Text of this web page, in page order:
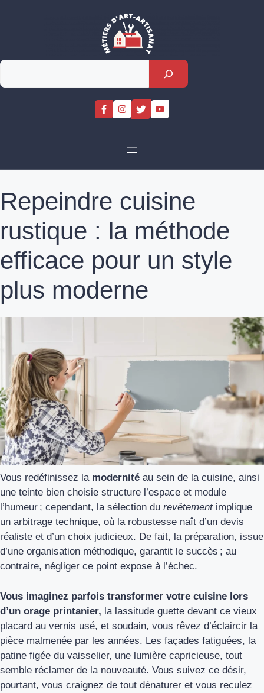
Rechercher
Repeindre cuisine
rustique : la méthode
efficace pour un style
plus moderne
Vous redéfinissez la modernité au sein de la cuisine, ainsi
une teinte bien choisie structure l’espace et module
l’humeur ; cependant, la sélection du revêtementimplique
un arbitrage technique, où la robustesse naît d’un devis
réaliste et d’un choix judicieux. De fait, la préparation, issue
d’une organisation méthodique, garantit le succès ; au
contraire, négliger ce point expose à l’échec.
Vous imaginez parfois transformer votre cuisine lors
d’un orage printanier, la lassitude guette devant ce vieux
placard au vernis usé, et soudain, vous rêvez d’éclaircir la
pièce malmenée par les années. Les façades fatiguées, la
patine figée du vaisselier, une lumière capricieuse, tout
semble réclamer de la nouveauté. Vous suivez ce désir,
pourtant, vous craignez de tout dénaturer et vous reculez